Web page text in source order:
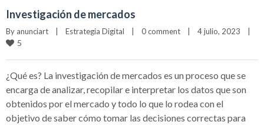
Investigación de mercados
By anunciart | Estrategia Digital | 0 comment | 4 julio, 2023 |
5
¿Qué es? La investigación de mercados es un proceso que se
encarga de analizar, recopilar e interpretar los datos que son
obtenidos por el mercado y todo lo que lo rodea con el
objetivo de saber cómo tomar las decisiones correctas para